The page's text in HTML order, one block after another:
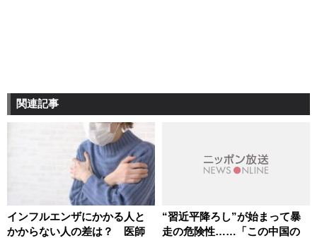
関連記事
インフルエンザにかかる人と
かからない人の差は？ 医師
“習近平降ろし”が始まって暴
走の危険性……「この中国の